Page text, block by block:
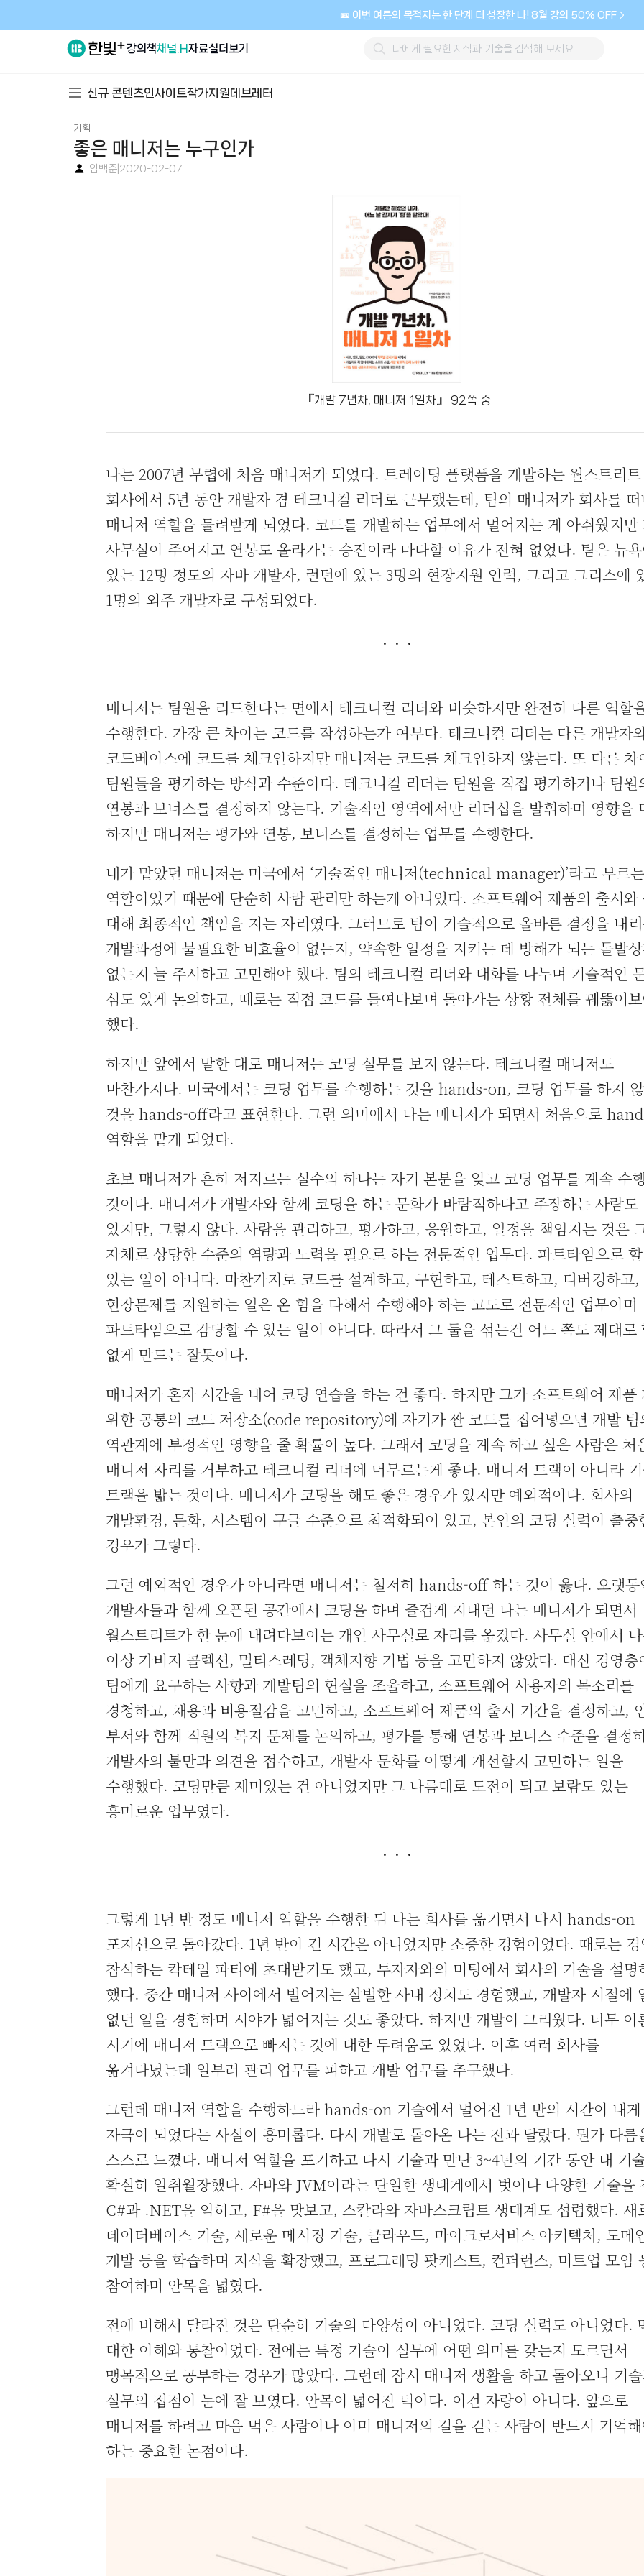
🎫 이번 여름의 목적지는 한 단계 더 성장한 나! 8월 강의 50% OFF
강의책채널.H자료실더보기
신규 콘텐츠인사이트작가지원데브레터
기획
좋은 매니저는 누구인가
임백준| 2020-02-07
『개발 7년차, 매니저 1일차』 92쪽 중
나는 2007년 무렵에 처음 매니저가 되었다. 트레이딩 플랫폼을 개발하는 월스트리트
회사에서 5년 동안 개발자 겸 테크니컬 리더로 근무했는데, 팀의 매니저가 회사를 떠
매니저 역할을 물려받게 되었다. 코드를 개발하는 업무에서 멀어지는 게 아쉬웠지만
사무실이 주어지고 연봉도 올라가는 승진이라 마다할 이유가 전혀 없었다. 팀은 뉴
있는 12명 정도의 자바 개발자, 런던에 있는 3명의 현장지원 인력, 그리고 그리스에
1명의 외주 개발자로 구성되었다.
· · ·
매니저는 팀원을 리드한다는 면에서 테크니컬 리더와 비슷하지만 완전히 다른 역할
수행한다. 가장 큰 차이는 코드를 작성하는가 여부다. 테크니컬 리더는 다른 개발자
코드베이스에 코드를 체크인하지만 매니저는 코드를 체크인하지 않는다. 또 다른 차
팀원들을 평가하는 방식과 수준이다. 테크니컬 리더는 팀원을 직접 평가하거나 팀원
연봉과 보너스를 결정하지 않는다. 기술적인 영역에서만 리더십을 발휘하며 영향을
하지만 매니저는 평가와 연봉, 보너스를 결정하는 업무를 수행한다.
내가 맡았던 매니저는 미국에서 ‘기술적인 매니저(technical manager)’라고 부르는
역할이었기 때문에 단순히 사람 관리만 하는게 아니었다. 소프트웨어 제품의 출시와
대해 최종적인 책임을 지는 자리였다. 그러므로 팀이 기술적으로 올바른 결정을 내
개발과정에 불필요한 비효율이 없는지, 약속한 일정을 지키는 데 방해가 되는 돌발
없는지 늘 주시하고 고민해야 했다. 팀의 테크니컬 리더와 대화를 나누며 기술적인
심도 있게 논의하고, 때로는 직접 코드를 들여다보며 돌아가는 상황 전체를 꿰뚫어
했다.
하지만 앞에서 말한 대로 매니저는 코딩 실무를 보지 않는다. 테크니컬 매니저도
마찬가지다. 미국에서는 코딩 업무를 수행하는 것을 hands-on, 코딩 업무를 하지
것을 hands-off라고 표현한다. 그런 의미에서 나는 매니저가 되면서 처음으로
역할을 맡게 되었다.
초보 매니저가 흔히 저지르는 실수의 하나는 자기 본분을 잊고 코딩 업무를 계속 수
것이다. 매니저가 개발자와 함께 코딩을 하는 문화가 바람직하다고 주장하는 사람도
있지만, 그렇지 않다. 사람을 관리하고, 평가하고, 응원하고, 일정을 책임지는 것은
자체로 상당한 수준의 역량과 노력을 필요로 하는 전문적인 업무다. 파트타임으로
있는 일이 아니다. 마찬가지로 코드를 설계하고, 구현하고, 테스트하고, 디버깅하고,
현장문제를 지원하는 일은 온 힘을 다해서 수행해야 하는 고도로 전문적인 업무이며
파트타임으로 감당할 수 있는 일이 아니다. 따라서 그 둘을 섞는건 어느 쪽도 제대로
없게 만드는 잘못이다.
매니저가 혼자 시간을 내어 코딩 연습을 하는 건 좋다. 하지만 그가 소프트웨어 제품
위한 공통의 코드 저장소(code repository)에 자기가 짠 코드를 집어넣으면 개발 팀
역관계에 부정적인 영향을 줄 확률이 높다. 그래서 코딩을 계속 하고 싶은 사람은 처
매니저 자리를 거부하고 테크니컬 리더에 머무르는게 좋다. 매니저 트랙이 아니라
트랙을 밟는 것이다. 매니저가 코딩을 해도 좋은 경우가 있지만 예외적이다. 회사의
개발환경, 문화, 시스템이 구글 수준으로 최적화되어 있고, 본인의 코딩 실력이 출중
경우가 그렇다.
그런 예외적인 경우가 아니라면 매니저는 철저히 hands-off 하는 것이 옳다. 오랫동
개발자들과 함께 오픈된 공간에서 코딩을 하며 즐겁게 지내던 나는 매니저가 되면서
월스트리트가 한 눈에 내려다보이는 개인 사무실로 자리를 옮겼다. 사무실 안에서
이상 가비지 콜렉션, 멀티스레딩, 객체지향 기법 등을 고민하지 않았다. 대신 경영층
팀에게 요구하는 사항과 개발팀의 현실을 조율하고, 소프트웨어 사용자의 목소리를
경청하고, 채용과 비용절감을 고민하고, 소프트웨어 제품의 출시 기간을 결정하고,
부서와 함께 직원의 복지 문제를 논의하고, 평가를 통해 연봉과 보너스 수준을 결정
개발자의 불만과 의견을 접수하고, 개발자 문화를 어떻게 개선할지 고민하는 일을
수행했다. 코딩만큼 재미있는 건 아니었지만 그 나름대로 도전이 되고 보람도 있는
흥미로운 업무였다.
· · ·
그렇게 1년 반 정도 매니저 역할을 수행한 뒤 나는 회사를 옮기면서 다시 hands-on
포지션으로 돌아갔다. 1년 반이 긴 시간은 아니었지만 소중한 경험이었다. 때로는 경
참석하는 칵테일 파티에 초대받기도 했고, 투자자와의 미팅에서 회사의 기술을 설명
했다. 중간 매니저 사이에서 벌어지는 살벌한 사내 정치도 경험했고, 개발자 시절에
없던 일을 경험하며 시야가 넓어지는 것도 좋았다. 하지만 개발이 그리웠다. 너무 이
시기에 매니저 트랙으로 빠지는 것에 대한 두려움도 있었다. 이후 여러 회사를
옮겨다녔는데 일부러 관리 업무를 피하고 개발 업무를 추구했다.
그런데 매니저 역할을 수행하느라 hands-on 기술에서 멀어진 1년 반의 시간이 내게
자극이 되었다는 사실이 흥미롭다. 다시 개발로 돌아온 나는 전과 달랐다. 뭔가 다름
스스로 느꼈다. 매니저 역할을 포기하고 다시 기술과 만난 3~4년의 기간 동안 내 기
확실히 일취월장했다. 자바와 JVM이라는 단일한 생태계에서 벗어나 다양한 기술을
C#과 .NET을 익히고, F#을 맛보고, 스칼라와 자바스크립트 생태계도 섭렵했다. 새
데이터베이스 기술, 새로운 메시징 기술, 클라우드, 마이크로서비스 아키텍처, 도메
개발 등을 학습하며 지식을 확장했고, 프로그래밍 팟캐스트, 컨퍼런스, 미트업 모임
참여하며 안목을 넓혔다.
전에 비해서 달라진 것은 단순히 기술의 다양성이 아니었다. 코딩 실력도 아니었다.
대한 이해와 통찰이었다. 전에는 특정 기술이 실무에 어떤 의미를 갖는지 모르면서
맹목적으로 공부하는 경우가 많았다. 그런데 잠시 매니저 생활을 하고 돌아오니 기
실무의 접점이 눈에 잘 보였다. 안목이 넓어진 덕이다. 이건 자랑이 아니다. 앞으로
매니저를 하려고 마음 먹은 사람이나 이미 매니저의 길을 걷는 사람이 반드시 기억
하는 중요한 논점이다.